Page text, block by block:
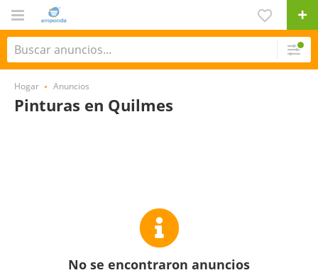
Hogar Anuncios
Pinturas en Quilmes
No se encontraron anuncios